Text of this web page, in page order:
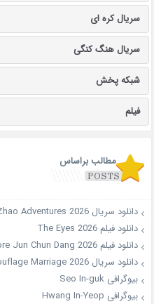
سریال کره ای
سریال هنگ کنگی
شبکه پخش
فیلم
مطالب براساس
دانلود سریال Zhan Zhao Adventures 2026
دانلود فیلم The Eyes 2026
دانلود فیلم The Mysterious Candy Store Jun Chun Dang 2026
دانلود سریال Camouflage Marriage 2026
بیوگرافی Seo In-guk
بیوگرافی Hwang In-Yeop